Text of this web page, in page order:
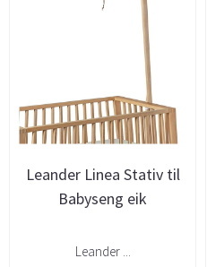
Leander Linea Stativ til
Babyseng eik
Leander ...